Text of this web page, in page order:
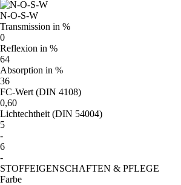
N-O-S-W
Transmission in %
0
Reflexion in %
64
Absorption in %
36
FC-Wert (DIN 4108)
0,60
Lichtechtheit (DIN 54004)
5
-
6
-
STOFFEIGENSCHAFTEN & PFLEGE
Farbe